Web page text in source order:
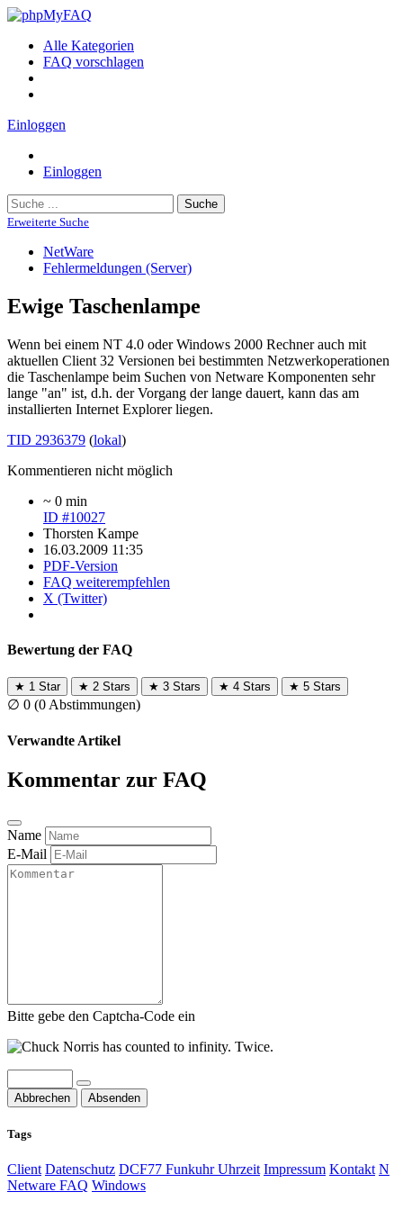
Alle Kategorien
FAQ vorschlagen
Einloggen
Einloggen
Suche
Erweiterte Suche
NetWare
Fehlermeldungen (Server)
Ewige Taschenlampe
Wenn bei einem NT 4.0 oder Windows 2000 Rechner auch mit
aktuellen Client 32 Versionen bei bestimmten Netzwerkoperationen
die Taschenlampe beim Suchen von Netware Komponenten sehr
lange "an" ist, d.h. der Vorgang der lange dauert, kann das am
installierten Internet Explorer liegen.
TID 2936379 (lokal)
Kommentieren nicht möglich
~ 0 min
ID #10027
Thorsten Kampe
16.03.2009 11:35
PDF-Version
FAQ weiterempfehlen
X (Twitter)
Bewertung der FAQ
★ 1 Star ★ 2 Stars ★ 3 Stars ★ 4 Stars ★ 5 Stars
∅ 0 (0 Abstimmungen)
Verwandte Artikel
Kommentar zur FAQ
Name
E-Mail
Bitte gebe den Captcha-Code ein
Abbrechen Absenden
Tags
Client Datenschutz DCF77 Funkuhr Uhrzeit Impressum Kontakt N
Netware FAQ Windows